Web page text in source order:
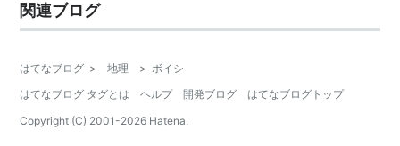
関連ブログ
はてなブログ > 地理 > ボイシ
はてなブログ タグとは
ヘルプ 開発ブログ
はてなブログトップ
Copyright (C) 2001-2026 Hatena.